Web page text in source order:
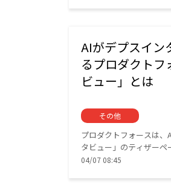
AIがデプスイン
るプロダクトフ
ビュー」とは
その他
プロダクトフォースは
タビュー」のティザーペ
04/07 08:45